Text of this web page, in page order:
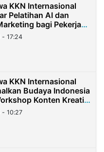
KKN Internasional
Pelatihan AI dan
bagi Pekerja
di Taiwan
17:24
KKN Internasional
Budaya Indonesia
Konten Kreatif
10:27